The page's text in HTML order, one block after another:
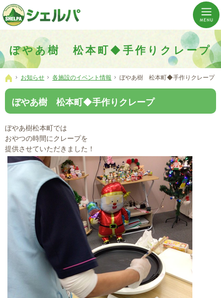
ぼやあ樹 松本町◆手作りクレープ
介護の「通い・泊まり・訪問」から必要なものだけをご提供。介護のことならシェルパへ。
横浜市神奈川区 事業所数No,1の小規模多機能型居宅介護ぼやあ樹
ホーム
お知らせ 各施設のイベント情報 ぼやあ樹 松本町◆手作りクレープ
ぼやあ樹 松本町◆手作りクレープ
ぼやあ樹松本町では
おやつの時間にクレープを
提供させていただきました！